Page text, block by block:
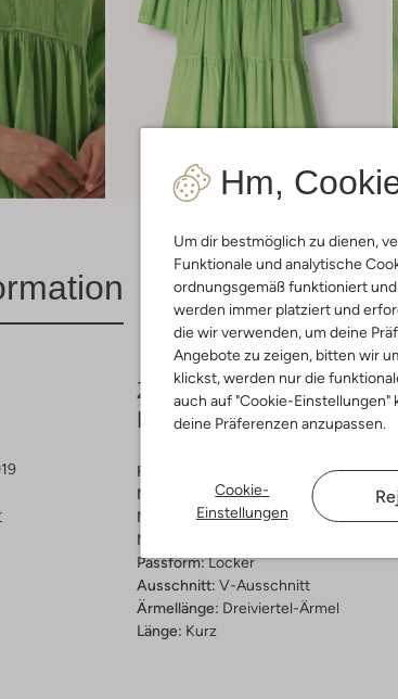
Hm,
Um dir bestmöglich zu dienen,
Funktionale und analytische
ordnungsgemäß funktioniert
werden immer platziert und
die wir verwenden, um deine
Angebote zu zeigen, bitten wir
klickst, werden nur die
auch auf "Cookie-
deine Präferenzen anzupassen.
Cookie-
Einstellungen
Lieferung
Zusammensetzung &
Passform
Farbe :
Muster:
Gerade
Material:
Baumwolle
Materiaalpercentages:
Passform:Locker
Ausschnitt: V-Ausschnitt
Ärmellänge: Dreiviertel-Ärmel
Länge: Kurz